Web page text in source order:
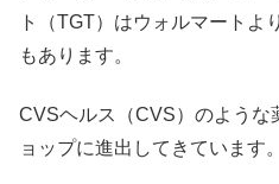
ト（TGT）はウォルマートよ
もあります。
CVSヘルス（CVS）のような
ョップに進出してきています。